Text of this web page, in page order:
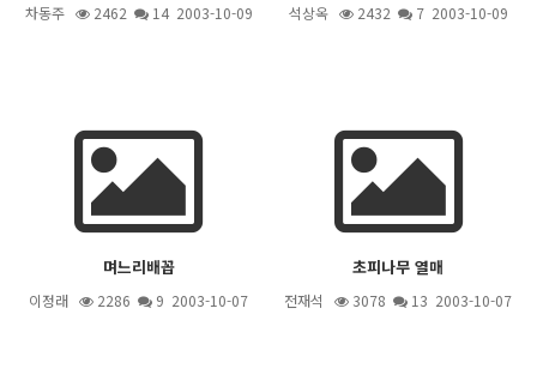
차동주 2462 142003-10-09 석상옥 2432 72003-10-09
며느리배꼽
이정래 2286 9 2003-10-07
초피나무 열매
전재석 3078 13 2003-10-07